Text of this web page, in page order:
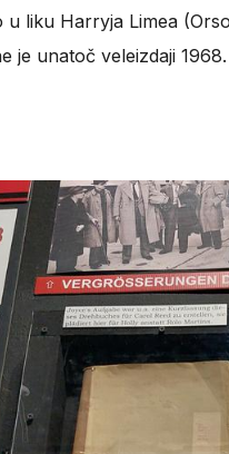
u liku Harryja Limea
je unatoč veleizdaji